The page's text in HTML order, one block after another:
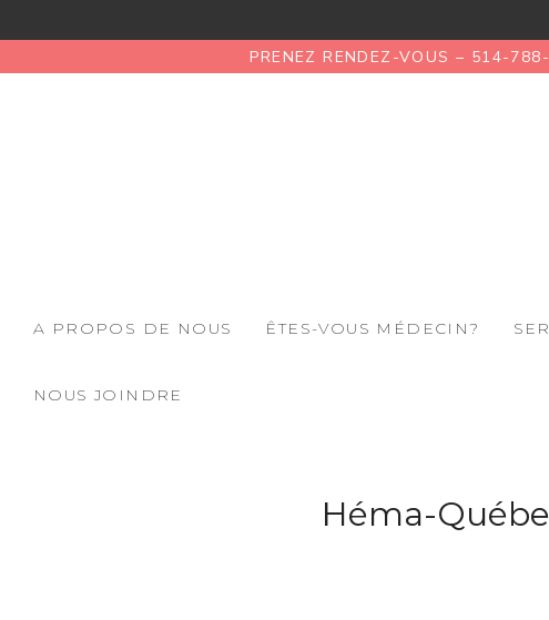
PRENEZ RENDEZ-VOUS – 514-
A PROPOS DE NOUS ÊTES-VOUS MÉDECIN?
NOUS JOINDRE
Héma-